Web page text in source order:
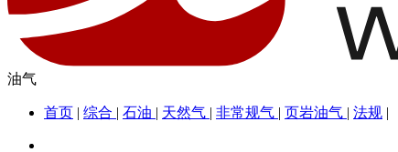
油气
首页 综合 石油 天然气 非常规气 页岩油气 法规